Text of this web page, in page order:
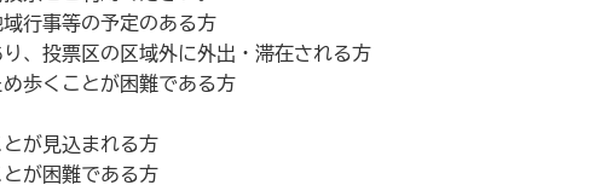
行事等の予定のある方
、投票区の区域外に外出・滞在される方
歩くことが困難である方
が見込まれる方
が困難である方